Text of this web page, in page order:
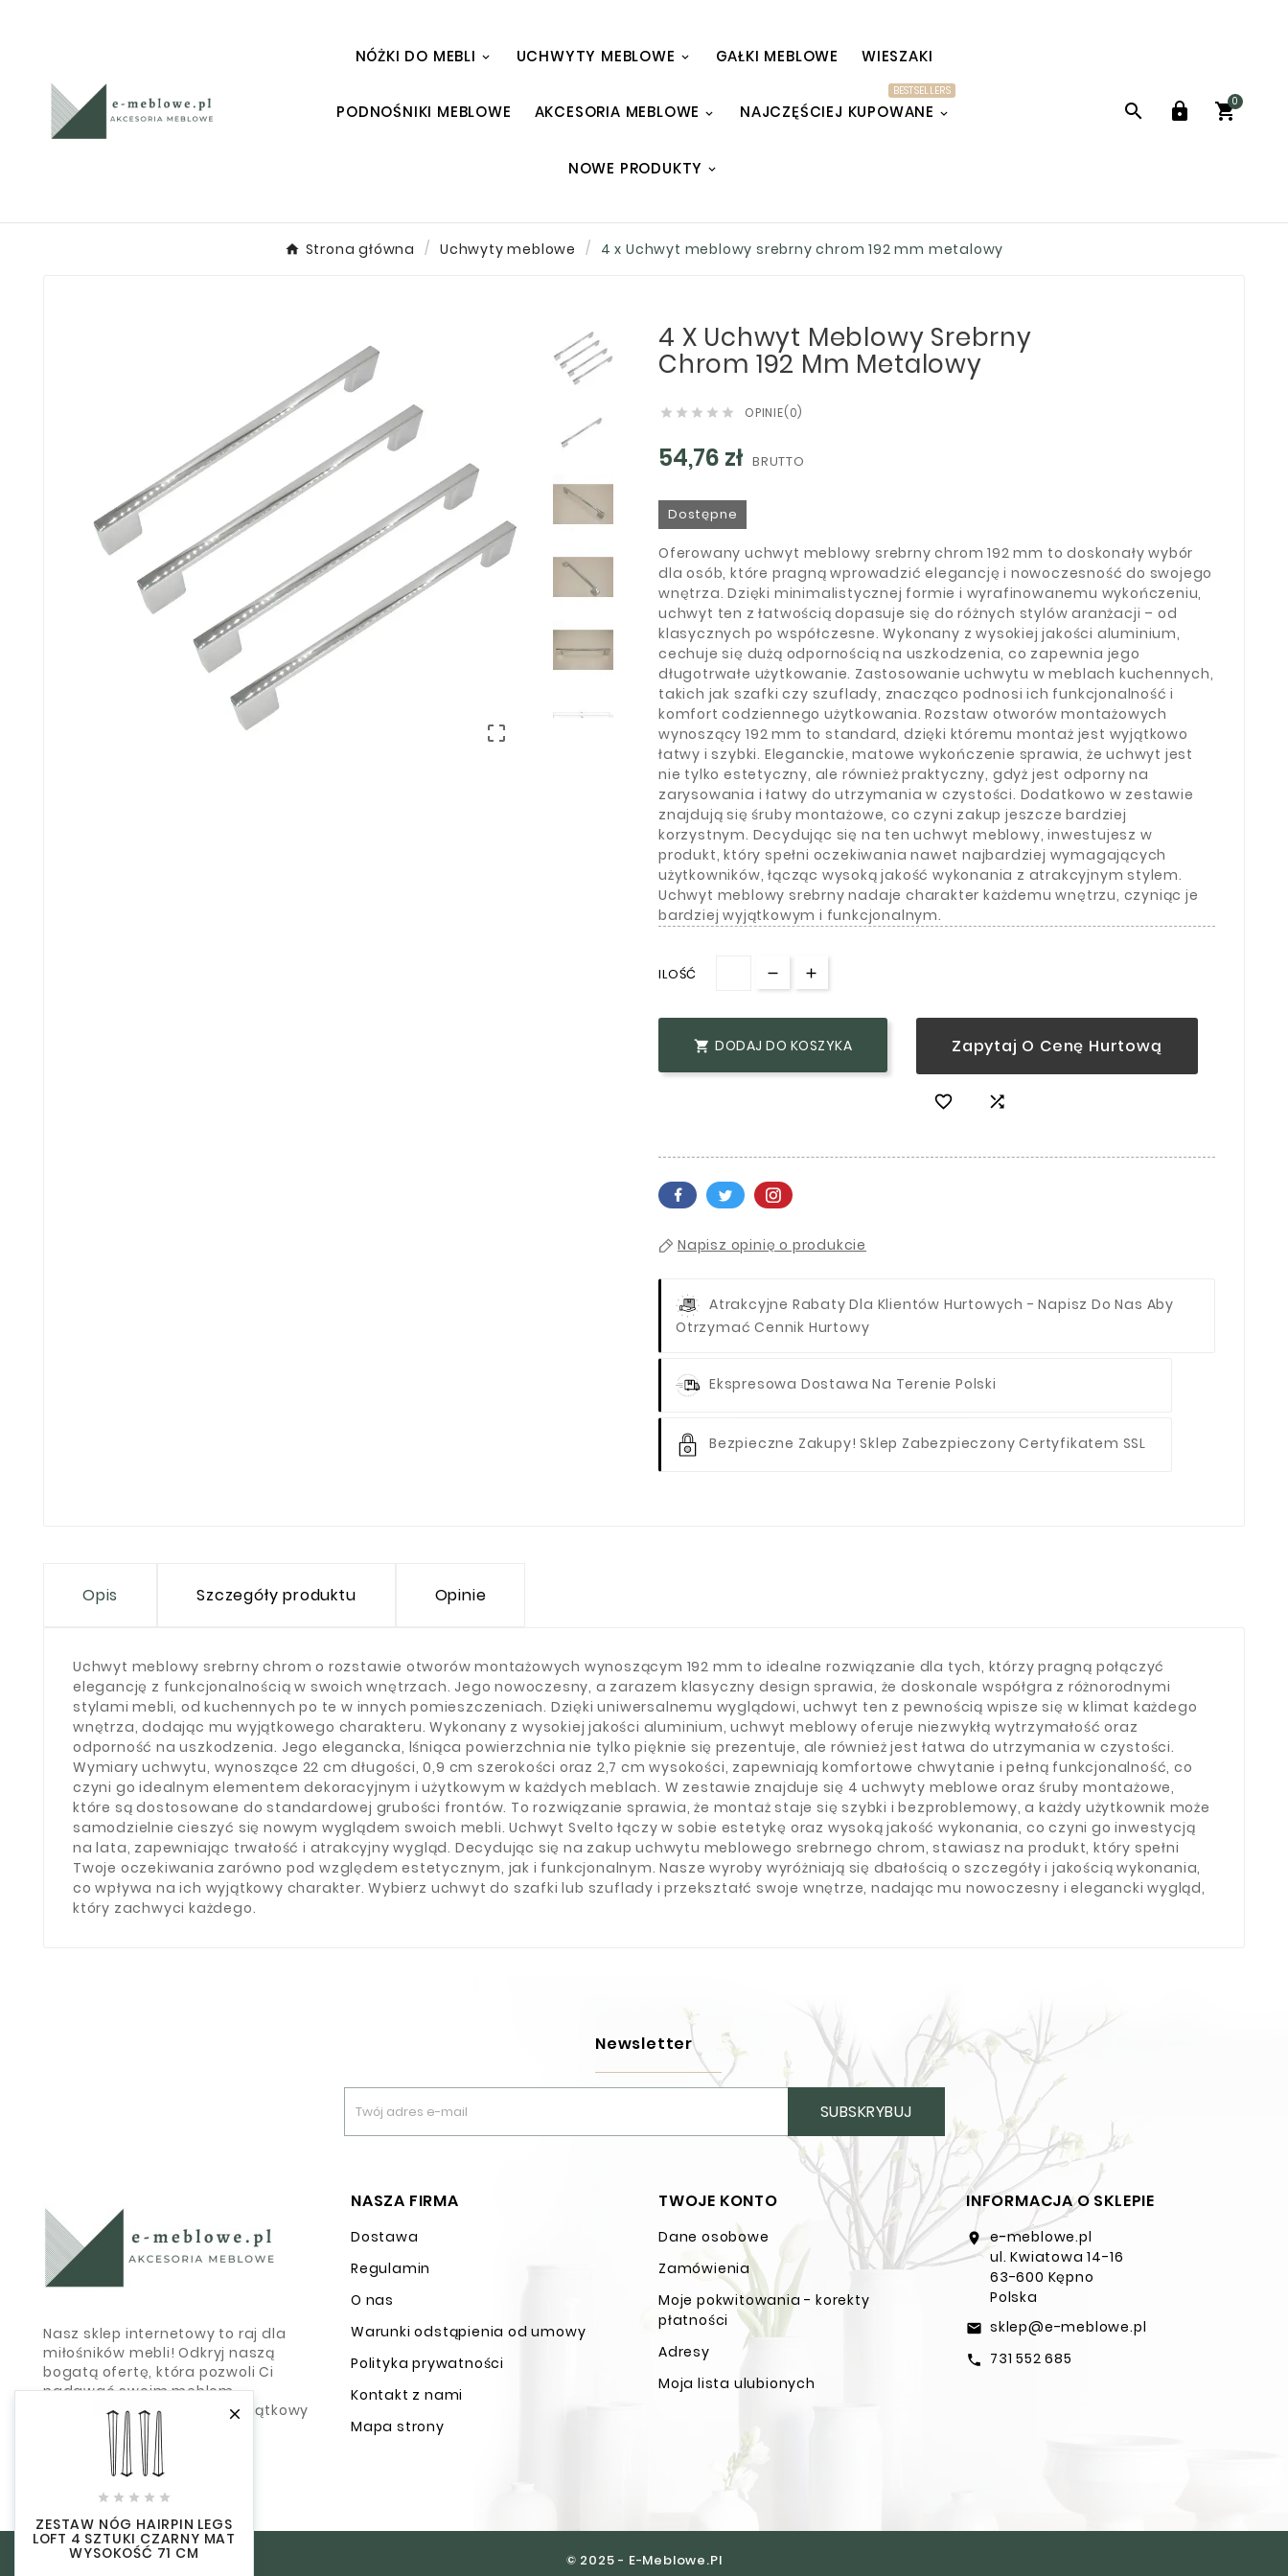

    
ZESTAW NÓG HAIRPIN LEGS
LOFT 4 SZTUKI CZARNY MAT
WYSOKOŚĆ 71 CM
NÓŻKI DO MEBLI UCHWYTY MEBLOWE GAŁKI MEBLOWE WIESZAKI
PODNOŚNIKI MEBLOWE AKCESORIA MEBLOWE NAJCZĘŚCIEJ KUPOWANE
BESTSELLERS
NOWE PRODUKTY
  
0
Strona główna Uchwyty meblowe 4 x Uchwyt meblowy srebrny chrom 192 mm metalowy

4 X Uchwyt Meblowy Srebrny
Chrom 192 Mm Metalowy
     OPINIE(0)
54,76 zł BRUTTO
Dostępne
Oferowany uchwyt meblowy srebrny chrom 192 mm to doskonały wybór
dla osób, które pragną wprowadzić elegancję i nowoczesność do swojego
wnętrza. Dzięki minimalistycznej formie i wyrafinowanemu wykończeniu,
uchwyt ten z łatwością dopasuje się do różnych stylów aranżacji – od
klasycznych po współczesne. Wykonany z wysokiej jakości aluminium,
cechuje się dużą odpornością na uszkodzenia, co zapewnia jego
długotrwałe użytkowanie. Zastosowanie uchwytu w meblach kuchennych,
takich jak szafki czy szuflady, znacząco podnosi ich funkcjonalność i
komfort codziennego użytkowania. Rozstaw otworów montażowych
wynoszący 192 mm to standard, dzięki któremu montaż jest wyjątkowo
łatwy i szybki. Eleganckie, matowe wykończenie sprawia, że uchwyt jest
nie tylko estetyczny, ale również praktyczny, gdyż jest odporny na
zarysowania i łatwy do utrzymania w czystości. Dodatkowo w zestawie
znajdują się śruby montażowe, co czyni zakup jeszcze bardziej
korzystnym. Decydując się na ten uchwyt meblowy, inwestujesz w
produkt, który spełni oczekiwania nawet najbardziej wymagających
użytkowników, łącząc wysoką jakość wykonania z atrakcyjnym stylem.
Uchwyt meblowy srebrny nadaje charakter każdemu wnętrzu, czyniąc je
bardziej wyjątkowym i funkcjonalnym.
ILOŚĆ
 DODAJ DO KOSZYKA Zapytaj O Cenę Hurtową
 
Napisz opinię o produkcie
Atrakcyjne Rabaty Dla Klientów Hurtowych - Napisz Do Nas Aby
Otrzymać Cennik Hurtowy
Ekspresowa Dostawa Na Terenie Polski
Bezpieczne Zakupy! Sklep Zabezpieczony Certyfikatem SSL
Opis Szczegóły produktu Opinie
Uchwyt meblowy srebrny chrom o rozstawie otworów montażowych wynoszącym 192 mm to idealne rozwiązanie dla tych, którzy pragną połączyć
elegancję z funkcjonalnością w swoich wnętrzach. Jego nowoczesny, a zarazem klasyczny design sprawia, że doskonale współgra z różnorodnymi
stylami mebli, od kuchennych po te w innych pomieszczeniach. Dzięki uniwersalnemu wyglądowi, uchwyt ten z pewnością wpisze się w klimat każdego
wnętrza, dodając mu wyjątkowego charakteru. Wykonany z wysokiej jakości aluminium, uchwyt meblowy oferuje niezwykłą wytrzymałość oraz
odporność na uszkodzenia. Jego elegancka, lśniąca powierzchnia nie tylko pięknie się prezentuje, ale również jest łatwa do utrzymania w czystości.
Wymiary uchwytu, wynoszące 22 cm długości, 0,9 cm szerokości oraz 2,7 cm wysokości, zapewniają komfortowe chwytanie i pełną funkcjonalność, co
czyni go idealnym elementem dekoracyjnym i użytkowym w każdych meblach. W zestawie znajduje się 4 uchwyty meblowe oraz śruby montażowe,
które są dostosowane do standardowej grubości frontów. To rozwiązanie sprawia, że montaż staje się szybki i bezproblemowy, a każdy użytkownik może
samodzielnie cieszyć się nowym wyglądem swoich mebli. Uchwyt Svelto łączy w sobie estetykę oraz wysoką jakość wykonania, co czyni go inwestycją
na lata, zapewniając trwałość i atrakcyjny wygląd. Decydując się na zakup uchwytu meblowego srebrnego chrom, stawiasz na produkt, który spełni
Twoje oczekiwania zarówno pod względem estetycznym, jak i funkcjonalnym. Nasze wyroby wyróżniają się dbałością o szczegóły i jakością wykonania,
co wpływa na ich wyjątkowy charakter. Wybierz uchwyt do szafki lub szuflady i przekształć swoje wnętrze, nadając mu nowoczesny i elegancki wygląd,
który zachwyci każdego.
Newsletter
SUBSKRYBUJ
Nasz sklep internetowy to raj dla
miłośników mebli! Odkryj naszą
bogatą ofertę, która pozwoli Ci
nadawać swoim meblom
indywidualny charakter i wyjątkowy
NASZA FIRMA
Dostawa
Regulamin
O nas
Warunki odstąpienia od umowy
Polityka prywatności
Kontakt z nami
Mapa strony
TWOJE KONTO
Dane osobowe
Zamówienia
Moje pokwitowania - korekty
płatności
Adresy
Moja lista ulubionych
INFORMACJA O SKLEPIE
location_on e-meblowe.pl
ul. Kwiatowa 14-16
63-600 Kępno
Polska
email sklep@e-meblowe.pl
call 731 552 685
Obserwuj Nas
© 2025 - E-Meblowe.pl